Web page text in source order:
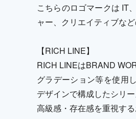
こちらのロゴマークは IT
ャー、クリエイティブな
【RICH LINE】
RICH LINEはBRAND
グラデーション等を使用
デザインで構成したシリー
高級感・存在感を重視す